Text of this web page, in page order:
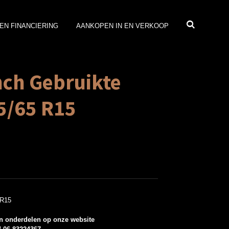
FINANCIERING AANKOPEN IN EN VERKOOP
Gebruikte
65 R15
onderdelen op onze website